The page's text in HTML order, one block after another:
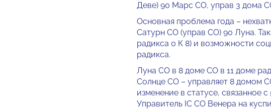
Деве) 90 Марс СО, управ 3 дома
Основная проблема года –
Сатурн СО (управ СО) 90 Луна.
радикса 0 К 8) и возможности
радикса.
Луна СО в 8 доме СО в 11 доме
Солнце СО – управляет 8 домом
изменение в статусе, связанное
Управитель IC СО Венера на